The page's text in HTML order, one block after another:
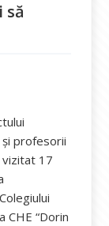
să
profesorii
vizitat 17
CHE “Dorin